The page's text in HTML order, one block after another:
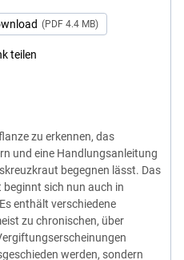
(PDF 4.4 MB)
teilen
zu erkennen, das
und eine Handlungsanleitung
begegnen lässt. Das
sich nun auch in
enthält verschiedene
zu chronischen, über
werden, sondern